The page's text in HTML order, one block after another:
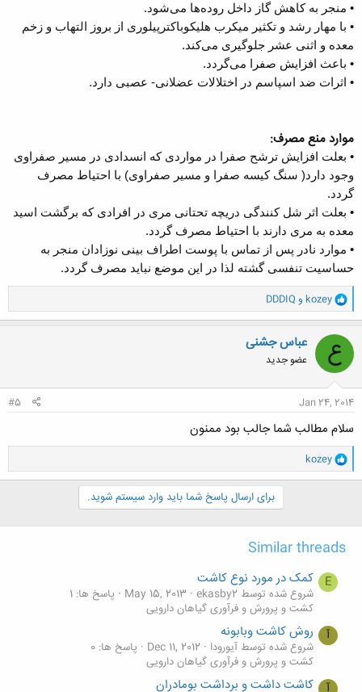
• منجر به کاهش گاز داخل روده‌ها می‌شود.
• با مهار رشد و تکثیر میکرب هلیکوباکترپیلوری از بروز التهاب و زخم
معده و اثنی عشر جلوگیری می‌کند.
• باعث افزایش صفرا می‌گردد.
• اثرات ضد اسپاسم در اختلالات عضلانی- عصبی دارد.
موارد منع مصرف:
• بعلت افزایش ترشح صفرا در مواردی که انسدادی در مسیر صفراوی
وجود دارد( سنگ کیسه صفرا و مسیر صفراوی) با احتیاط مصرف
گردد.
• بعلت اثر شل کنندگی دریچه تحتانی مری در افرادی که برگشت اسید
معده به مری دارند با احتیاط مصرف گردد.
• موارد نادر پس از تماس با پوست اطراف بینی نوزادان منجر به
حساسیت تنفسی گشته لذا در این موضع نباید مصرف گردد.
و
ا
ک
ن
ش
ه
ا
kozey و DDDIQ
ع عباس جشنی
عضو جدید
Jan 24, 2014
#5
سلام مطالب شما جالب بود ممنون
و
ا
ک
:
kozey
برای ارسال پاسخ شما باید وارد سیستم شوید.
Similar threads
E کمک در مورد نوع کاشت
شروع شده توسط ekasby2 May 15, 2013
پاسخ ها: 1
کشت و پرورش و فرآوری گیاهان دارویی
آ روش کاشت وبابونه
شروع شده توسط آیورودا Dec 11, 2012
پاسخ ها: 0
کشت و پرورش و فرآوری گیاهان دارویی
کاشت داشت و برداشت بومادران